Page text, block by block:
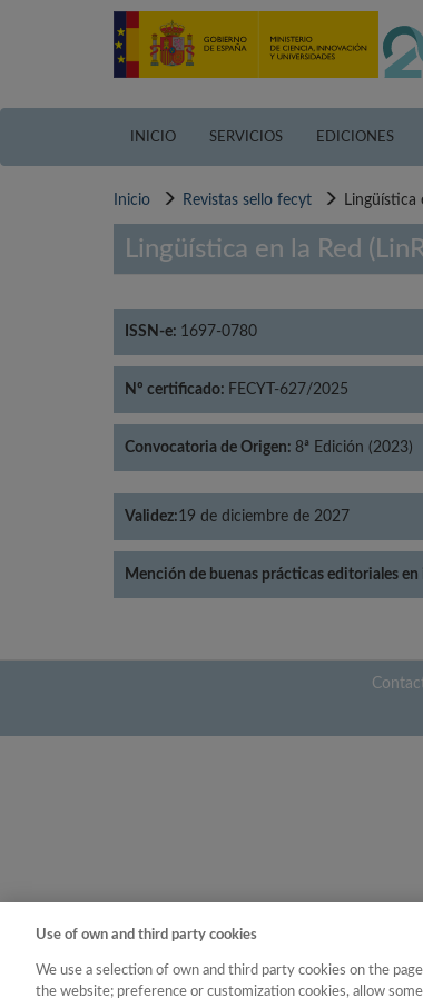
INICIO SERVICIOS EDICIONES
Inicio Revistas sello fecyt Lingüística
Lingüística en la Red
ISSN-e: 1697-0780
Nº certificado: FECYT-627/2025
Convocatoria de Origen: 8ª Edición (2023)
Validez:19 de diciembre de 2027
Mención de buenas prácticas editoriales en
Use of own and third party cookies
We use a selection of own and third party cookies on the
the website; preference or customization cookies, allow